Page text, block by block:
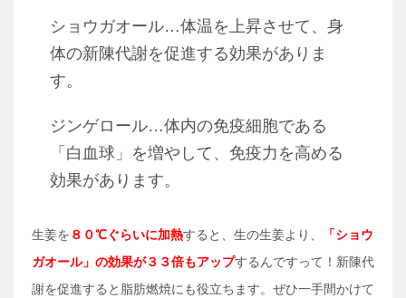
ショウガオール…体温を上昇させて、身
体の新陳代謝を促進する効果がありま
す。
ジンゲロール…体内の免疫細胞である
「白血球」を増やして、免疫力を高める
効果があります。
生姜を ８０℃ぐらいに加熱すると、生の生姜より、
「ショウ
ガオール」の効果が３３倍もアップするんですって！新陳代
謝を促進すると脂肪燃焼にも役立ちます。ぜひ一手間かけて